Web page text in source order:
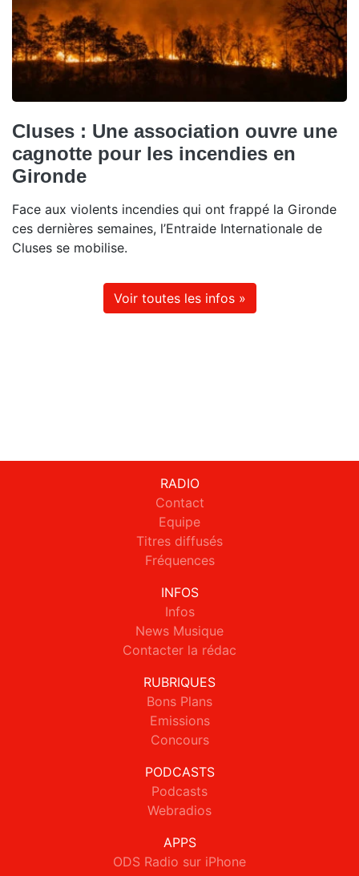
Cluses : Une association ouvre une
cagnotte pour les incendies en
Gironde
Face aux violents incendies qui ont frappé la Gironde
ces dernières semaines, l’Entraide Internationale de
Cluses se mobilise.
Voir toutes les infos »
RADIO
Contact
Equipe
Titres diffusés
Fréquences
INFOS
Infos
News Musique
Contacter la rédac
RUBRIQUES
Bons Plans
Emissions
Concours
PODCASTS
Podcasts
Webradios
APPS
ODS Radio sur iPhone